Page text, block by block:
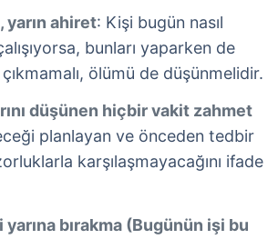
yarın ahiret: Kişi bugün nasıl
bunları yaparken de
ölümü de düşünmelidir.
düşünen hiçbir vakit zahmet
planlayan ve önceden tedbir
karşılaşmayacağını ifade
bırakma (Bugünün işi bu